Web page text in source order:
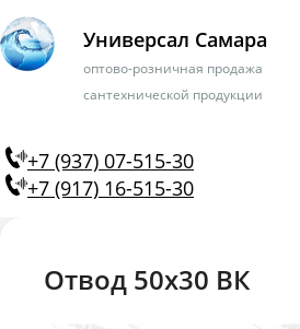
Универсал Самара
оптово-розничная продажа
сантехнической продукции
+7 (937) 07-515-30
+7 (917) 16-515-30
Отвод 50х30 ВК